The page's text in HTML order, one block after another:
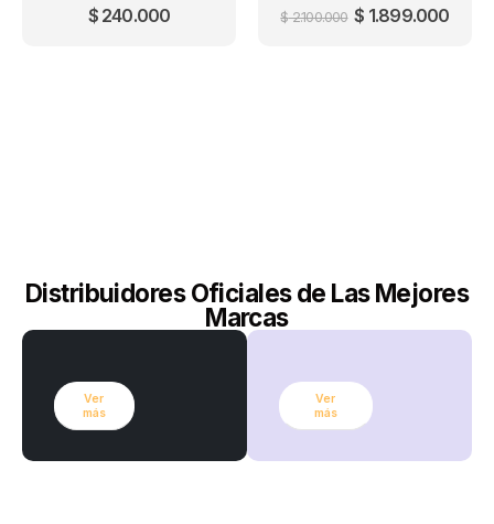
$240.000 $2.100.000 $ 1.899.000
Distribuidores Oficiales de Las Mejores
Marcas
Ver
más
Ver
más